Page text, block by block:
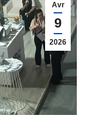
Avr
9
2026